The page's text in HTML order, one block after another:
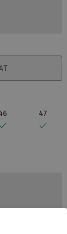
47
verzonden*